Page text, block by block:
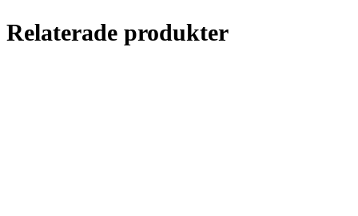
Relaterade produkter